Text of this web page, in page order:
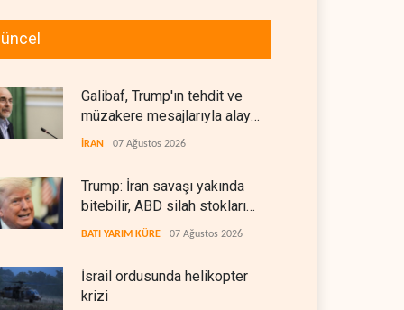
Galibaf, Trump'ın tehdit ve
müzakere mesajlarıyla alay
etti
İRAN 07 Ağustos 2026
Trump: İran savaşı yakında
bitebilir, ABD silah stokları
zorlanıyor
BATI YARIM KÜRE 07 Ağustos 2026
İsrail ordusunda helikopter
krizi